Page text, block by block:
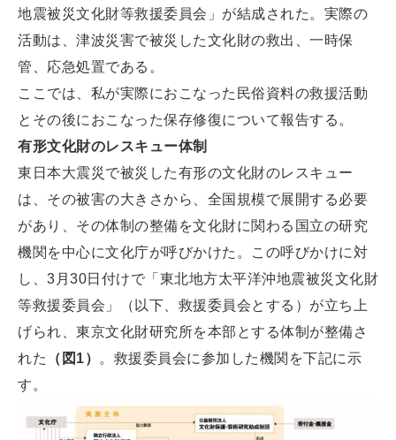
地震被災文化財等救援委員会」が結成された。実際の
活動は、津波災害で被災した文化財の救出、一時保
管、応急処置である。
ここでは、私が実際におこなった民俗資料の救援活動
とその後におこなった保存修復について報告する。
有形文化財のレスキュー体制
東日本大震災で被災した有形の文化財のレスキュー
は、その被害の大きさから、全国規模で展開する必要
があり、その体制の整備を文化財に関わる国立の研究
機関を中心に文化庁が呼びかけた。この呼びかけに対
し、3月30日付けで「東北地方太平洋沖地震被災文化財
等救援委員会」（以下、救援委員会とする）が立ち上
げられ、東京文化財研究所を本部とする体制が整備さ
れた
（図1）
。救援委員会に参加した機関を下記に示
す。